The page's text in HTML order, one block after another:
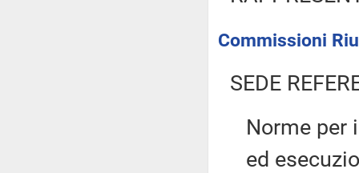
Commissioni
SEDE
Norme per
ed